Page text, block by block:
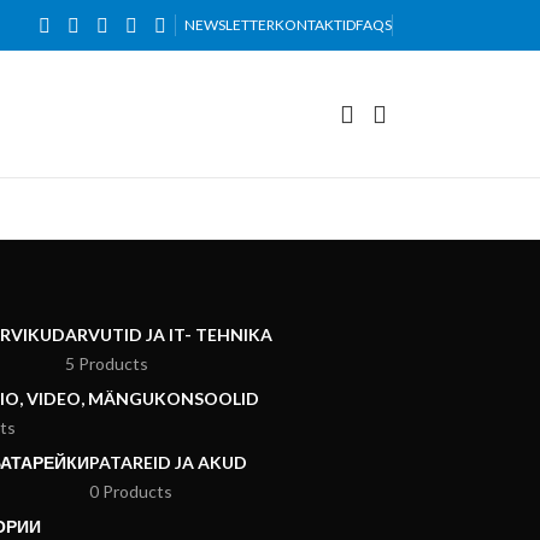
NEWSLETTERKONTAKTIDFAQS
ARVUTID JA IT- TEHNIKA
5 Products
VIDEO, MÄNGUKONSOOLID
PATAREID JA AKUD
0 Products